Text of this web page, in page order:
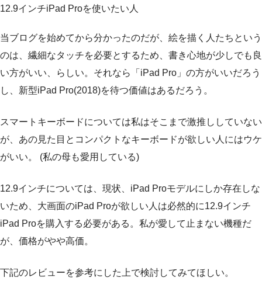
12.9インチiPad Proを使いたい人
当ブログを始めてから分かったのだが、絵を描く人たちという
のは、繊細なタッチを必要とするため、書き心地が少しでも良
い方がいい、らしい。それなら「iPad Pro」の方がいいだろう
し、新型iPad Pro(2018)を待つ価値はあるだろう。
スマートキーボードについては私はそこまで激推ししていない
が、あの見た目とコンパクトなキーボードが欲しい人にはウケ
がいい。 (私の母も愛用している)
12.9インチについては、現状、iPad Proモデルにしか存在しな
いため、大画面のiPad Proが欲しい人は必然的に12.9インチ
iPad Proを購入する必要がある。私が愛して止まない機種だ
が、価格がやや高価。
下記のレビューを参考にした上で検討してみてほしい。